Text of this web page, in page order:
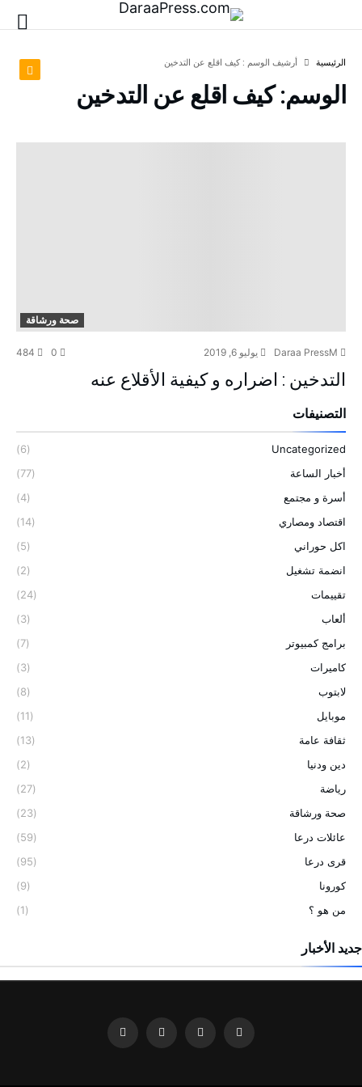
‫الرئيسية‬ ‫أرشيف الوسم :‬ كيف اقلع عن التدخين
الوسم:كيف اقلع عن التدخين
صحة ورشاقة
يوليو 6, 2019 484
التدخين : اضراره و كيفية الأقلاع عنه
التصنيفات
Uncategorized
(6)
أخبار الساعة
(77)
أسرة و مجتمع
(4)
اقتصاد ومصاري
(14)
اكل حوراني
(5)
انضمة تشغيل
(2)
تقييمات
(24)
ألعاب
(3)
برامج كمبيوتر
(7)
كاميرات
(3)
لابتوب
(8)
موبايل
(11)
ثقافة عامة
(13)
دين ودنيا
(2)
رياضة
(27)
صحة ورشاقة
(23)
عائلات درعا
(59)
قرى درعا
(95)
كورونا
(9)
من هو ؟
(1)
جديد الأخبار